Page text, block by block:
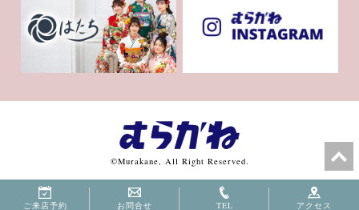
ご来店予約 お問合せ TEL アクセス
©Murakane, All Right Reserved.